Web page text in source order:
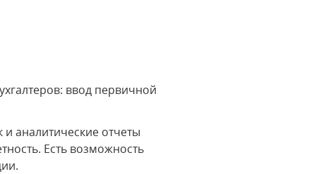
ввод первичной
и аналитические отчеты
Есть возможность